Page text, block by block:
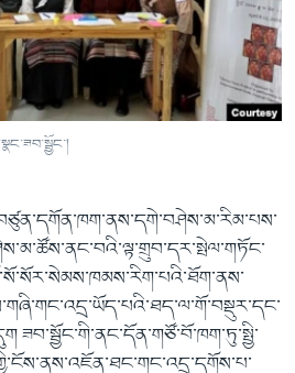
ཟབ་སྦྱོང་གི་ནང་དོན་གཙོ་བོ་ཁག་ཏུ་སྤྱི་